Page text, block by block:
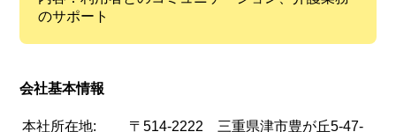
のサポート
会社基本情報
本社所在地:
〒514-2222 三重県津市豊が丘5-47-